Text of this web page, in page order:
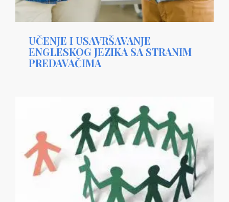
UČENJE I USAVRŠAVANJE
ENGLESKOG JEZIKA SA STRANIM
PREDAVAČIMA